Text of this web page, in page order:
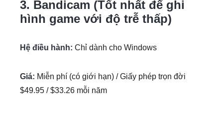
3. Bandicam (Tốt nhất để ghi
hình game với độ trễ thấp)
Hệ điều hành: Chỉ dành cho Windows
Giá: Miễn phí (có giới hạn) / Giấy phép trọn đời
$49.95 / $33.26 mỗi năm